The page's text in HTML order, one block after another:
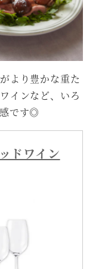
より豊かな重た
インなど、いろ
です◎
ドワイン